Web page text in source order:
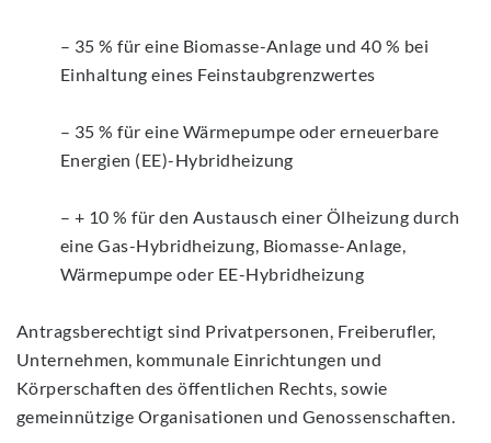
– 35 % für eine Biomasse-Anlage und 40 % bei
Einhaltung eines Feinstaubgrenzwertes
– 35 % für eine Wärmepumpe oder erneuerbare
Energien (EE)-Hybridheizung
– + 10 % für den Austausch einer Ölheizung durch
eine Gas-Hybridheizung, Biomasse-Anlage,
Wärmepumpe oder EE-Hybridheizung
Antragsberechtigt sind Privatpersonen, Freiberufler,
Unternehmen, kommunale Einrichtungen und
Körperschaften des öffentlichen Rechts, sowie
gemeinnützige Organisationen und Genossenschaften.